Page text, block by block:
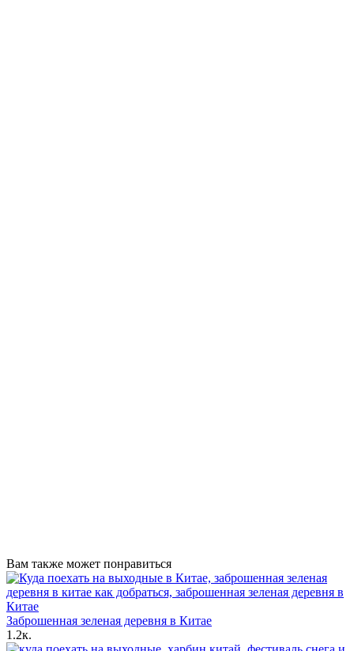
Вам также может понравиться
Заброшенная зеленая деревня в Китае
1.2к.